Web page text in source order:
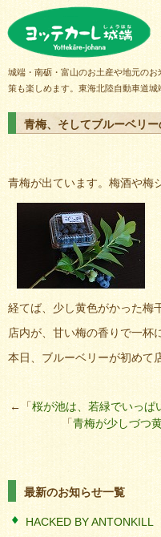
城端・南砺・富山のお土産や地元の
策も楽しめます。東海北陸自動車道城
青梅、そしてブルーベリー
青梅が出ています。梅酒や梅
経てば、少し黄色がかった梅
店内が、甘い梅の香りで一杯
本日、ブルーベリーが初めて
←「桜が池は、若緑でいっぱ
「青梅が少しづつ
最新のお知らせ一覧
HACKED BY ANTONKILL